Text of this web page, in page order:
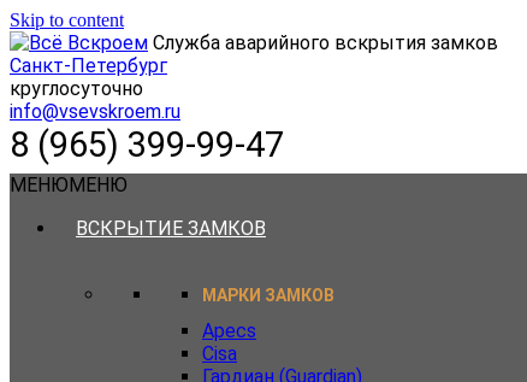
Skip to content
Служба аварийного вскрытия замков
Санкт-Петербург
круглосуточно
info@vsevskroem.ru
8 (965) 399-99-47
МЕНЮМЕНЮ
ВСКРЫТИЕ ЗАМКОВ
МАРКИ ЗАМКОВ
Apecs
Cisa
Гардиан (Guardian)